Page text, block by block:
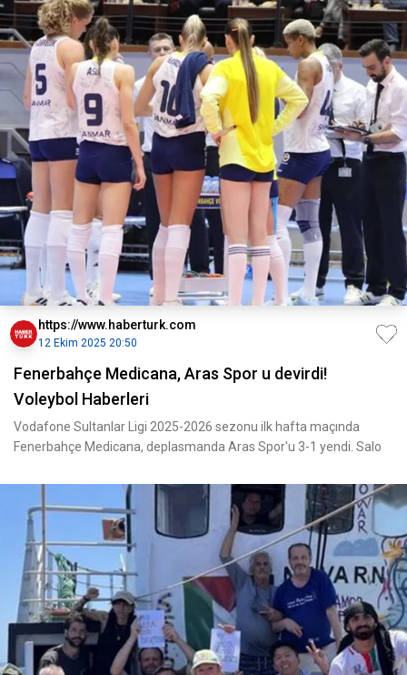
https://www.haberturk.com
12 Ekim 2025 20:50
Fenerbahçe Medicana, Aras Spor u devirdi!
Voleybol Haberleri
Vodafone Sultanlar Ligi 2025-2026 sezonu ilk hafta maçında
Fenerbahçe Medicana, deplasmanda Aras Spor'u 3-1 yendi. Salo